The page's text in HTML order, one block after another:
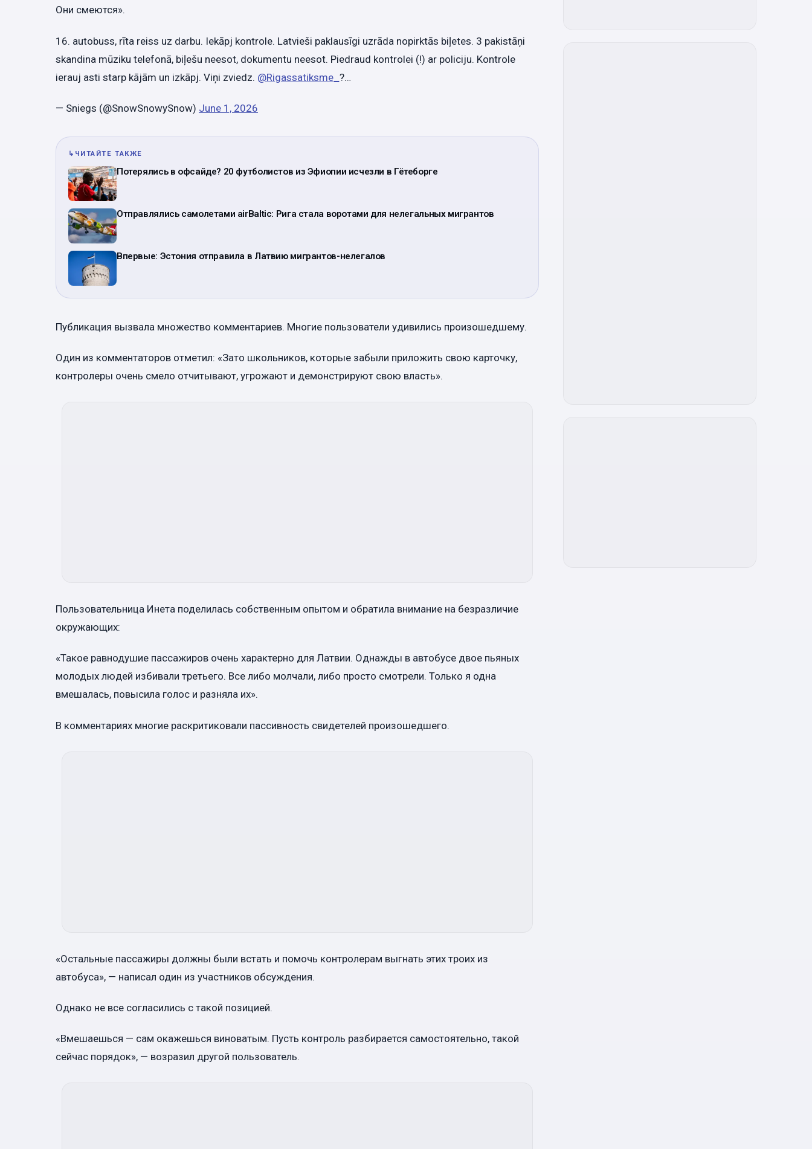
Они смеются».
16. autobuss, rīta reiss uz darbu. Iekāpj kontrole. Latvieši paklausīgi uzrāda nopirktās biļetes. 3 pakistāņi
skandina mūziku telefonā, biļešu neesot, dokumentu neesot. Piedraud kontrolei (!) ar policiju. Kontrole
ierauj asti starp kājām un izkāpj. Viņi zviedz. @Rigassatiksme_ ?…
— Sniegs (@SnowSnowySnow) June 1, 2026
↳ ЧИТАЙТЕ ТАКЖЕ
Потерялись в офсайде? 20 футболистов из Эфиопии исчезли в Гётеборге
Отправлялись самолетами airBaltic: Рига стала воротами для нелегальных мигрантов
Впервые: Эстония отправила в Латвию мигрантов-нелегалов
Публикация вызвала множество комментариев. Многие пользователи удивились произошедшему.
Один из комментаторов отметил: «Зато школьников, которые забыли приложить свою карточку,
контролеры очень смело отчитывают, угрожают и демонстрируют свою власть».
Пользовательница Инета поделилась собственным опытом и обратила внимание на безразличие
окружающих:
«Такое равнодушие пассажиров очень характерно для Латвии. Однажды в автобусе двое пьяных
молодых людей избивали третьего. Все либо молчали, либо просто смотрели. Только я одна
вмешалась, повысила голос и разняла их».
В комментариях многие раскритиковали пассивность свидетелей произошедшего.
«Остальные пассажиры должны были встать и помочь контролерам выгнать этих троих из
автобуса», — написал один из участников обсуждения.
Однако не все согласились с такой позицией.
«Вмешаешься — сам окажешься виноватым. Пусть контроль разбирается самостоятельно, такой
сейчас порядок», — возразил другой пользователь.